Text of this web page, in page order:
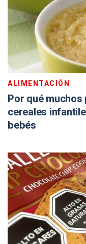
ALIMENTACIÓN
Por qué
cereales
bebés